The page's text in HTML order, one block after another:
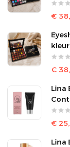
€
€
Lina
€
Lina